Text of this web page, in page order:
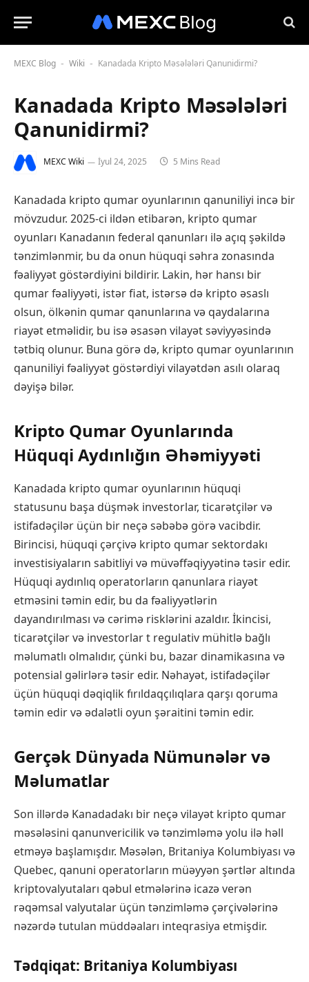
MEXC Blog - Wiki - Kanadada Kripto Məsələləri Qanunidirmi?
Kanadada Kripto Məsələləri
Qanunidirmi?
MEXC Wiki İyul 24, 2025 5 Mins Read
Kanadada kripto qumar oyunlarının qanuniliyi incə bir
mövzudur. 2025-ci ildən etibarən, kripto qumar
oyunları Kanadanın federal qanunları ilə açıq şəkildə
tənzimlənmir, bu da onun hüquqi səhra zonasında
fəaliyyət göstərdiyini bildirir. Lakin, hər hansı bir
qumar fəaliyyəti, istər fiat, istərsə də kripto əsaslı
olsun, ölkənin qumar qanunlarına və qaydalarına
riayət etməlidir, bu isə əsasən vilayət səviyyəsində
tətbiq olunur. Buna görə də, kripto qumar oyunlarının
qanuniliyi fəaliyyət göstərdiyi vilayətdən asılı olaraq
dəyişə bilər.
Kripto Qumar Oyunlarında
Hüquqi Aydınlığın Əhəmiyyəti
Kanadada kripto qumar oyunlarının hüquqi
statusunu başa düşmək investorlar, ticarətçilər və
istifadəçilər üçün bir neçə səbəbə görə vacibdir.
Birincisi, hüquqi çərçivə kripto qumar sektordakı
investisiyaların sabitliyi və müvəffəqiyyətinə təsir edir.
Hüquqi aydınlıq operatorların qanunlara riayət
etməsini təmin edir, bu da fəaliyyətlərin
dayandırılması və cərimə risklərini azaldır. İkincisi,
ticarətçilər və investorlar t regulativ mühitlə bağlı
məlumatlı olmalıdır, çünki bu, bazar dinamikasına və
potensial gəlirlərə təsir edir. Nəhayət, istifadəçilər
üçün hüquqi dəqiqlik fırıldaqçılıqlara qarşı qoruma
təmin edir və ədalətli oyun şəraitini təmin edir.
Gerçək Dünyada Nümunələr və
Məlumatlar
Son illərdə Kanadadakı bir neçə vilayət kripto qumar
məsələsini qanunvericilik və tənzimləmə yolu ilə həll
etməyə başlamışdır. Məsələn, Britaniya Kolumbiyası və
Quebec, qanuni operatorların müəyyən şərtlər altında
kriptovalyutaları qəbul etmələrinə icazə verən
rəqəmsal valyutalar üçün tənzimləmə çərçivələrinə
nəzərdə tutulan müddəaları inteqrasiya etmişdir.
Tədqiqat: Britaniya Kolumbiyası